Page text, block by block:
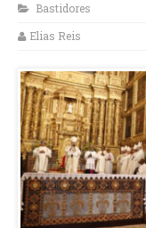
Bastidores
Elias Reis